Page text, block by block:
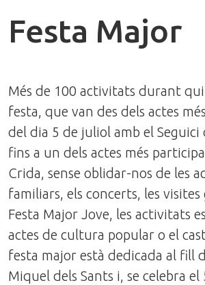
Festa Major
Més de 100 activitats durant
festa, que van des dels actes
del dia 5 de juliol amb el Seguici
fins a un dels actes més
Crida, sense oblidar-nos de les
familiars, els concerts, les visites
Festa Major Jove, les activitats
actes de cultura popular o el
festa major està dedicada al fill
Miquel dels Sants i, se celebra el